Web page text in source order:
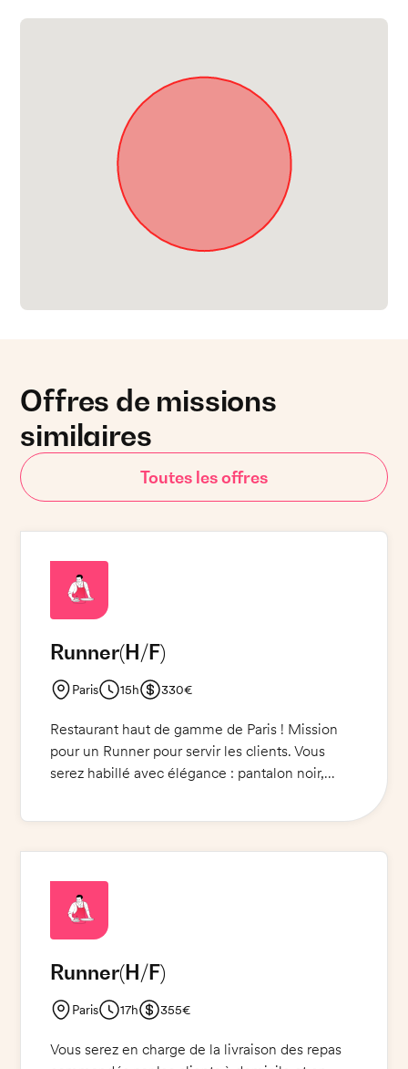
Offres de missions
similaires
Toutes les offres
Runner(H/F)
Paris 15h 330€
Restaurant haut de gamme de Paris ! Mission
pour un Runner pour servir les clients. Vous
serez habillé avec élégance : pantalon noir,
ville noires. Vous serez équipé d'un limonadier
service et de la satisfaction des clients.
Runner(H/F)
Paris 17h 355€
Vous serez en charge de la livraison des repas